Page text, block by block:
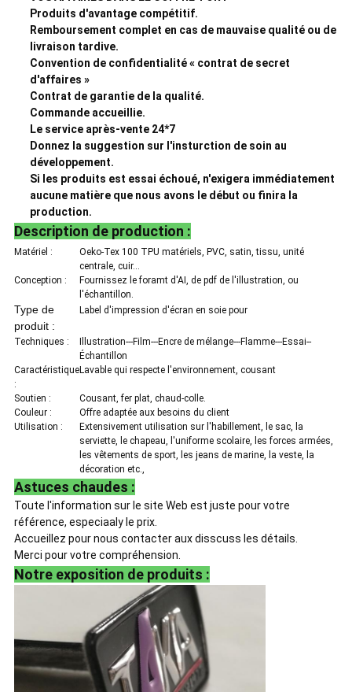
Produits d'avantage compétitif.
Remboursement complet en cas de mauvaise qualité ou de
livraison tardive.
Convention de confidentialité « contrat de secret
d'affaires »
Contrat de garantie de la qualité.
Commande accueillie.
Le service après-vente 24*7
Donnez la suggestion sur l'insturction de soin au
développement.
Si les produits est essai échoué, n'exigera immédiatement
aucune matière que nous avons le début ou finira la
production.
Description de production :
Matériel :
Oeko-Tex 100 TPU matériels, PVC, satin, tissu, unité
centrale, cuir…
Conception :
Fournissez le foramt d'AI, de pdf de l'illustration, ou
l'échantillon.
Type de
produit :
Label d'impression d'écran en soie pour
Techniques :
Illustration---Film---Encre de mélange---Flamme---Essai--
Échantillon
Caractéristique
:
Lavable qui respecte l'environnement, cousant
Soutien :
Cousant, fer plat, chaud-colle.
Couleur :
Offre adaptée aux besoins du client
Utilisation :
Extensivement utilisation sur l'habillement, le sac, la
serviette, le chapeau, l'uniforme scolaire, les forces armées,
les vêtements de sport, les jeans de marine, la veste, la
décoration etc.,
Astuces chaudes :
Toute l'information sur le site Web est juste pour votre
référence, especiaaly le prix.
Accueillez pour nous contacter aux disscuss les détails.
Merci pour votre compréhension.
Notre exposition de produits :